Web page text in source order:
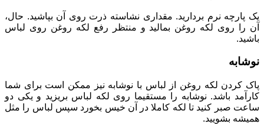
یک پارچه نرم بردارید. مقداری نشاسته ذرت روی آن بپاشید. حال،
آن را روی لکه روغن بمالید و منتظر رفع لکه روغن روی لباس
باشید.
نوشابه
پاک كردن لكه روغن از لباس با نوشابه نیز ممکن است برای شما
کارآمد باشد. نوشابه را مستقیما روی لکه لباس بریزید و یکی دو
ساعت صبر کنید تا لکه کاملا در آن خیس بخورد سپس لباس را مثل
همیشه بشویید.